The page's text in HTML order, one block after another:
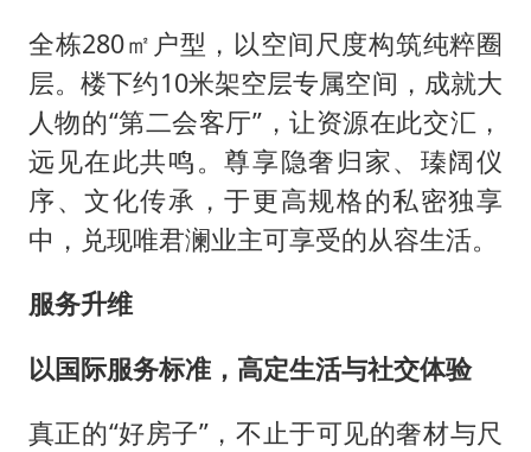
全栋280㎡户型，以空间尺度构筑纯粹圈
层。楼下约10米架空层专属空间，成就大
人物的“第二会客厅”，让资源在此交汇，
远见在此共鸣。尊享隐奢归家、瑧阔仪
序、文化传承，于更高规格的私密独享
中，兑现唯君澜业主可享受的从容生活。
服务升维
以国际服务标准，高定生活与社交体验
真正的“好房子”，不止于可见的奢材与尺